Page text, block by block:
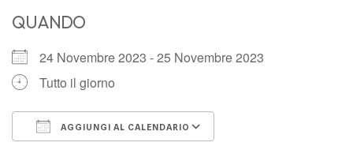
QUANDO
24 Novembre 2023 - 25 Novembre 2023
Tutto il giorno
AGGIUNGI AL CALENDARIO